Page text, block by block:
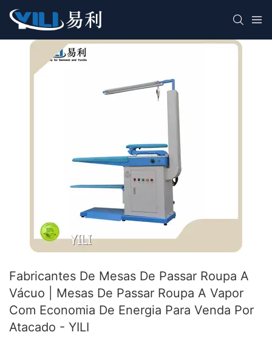
Fabricantes De Mesas De Passar Roupa A
Vácuo | Mesas De Passar Roupa A Vapor
Com Economia De Energia Para Venda Por
Atacado - YILI